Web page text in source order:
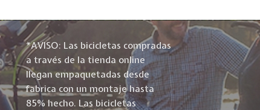
*AVISO: Las bicicletas compradas
a través de la tienda online
llegan empaquetadas desde
fabrica con un montaje hasta
85% hecho. Las bicicletas